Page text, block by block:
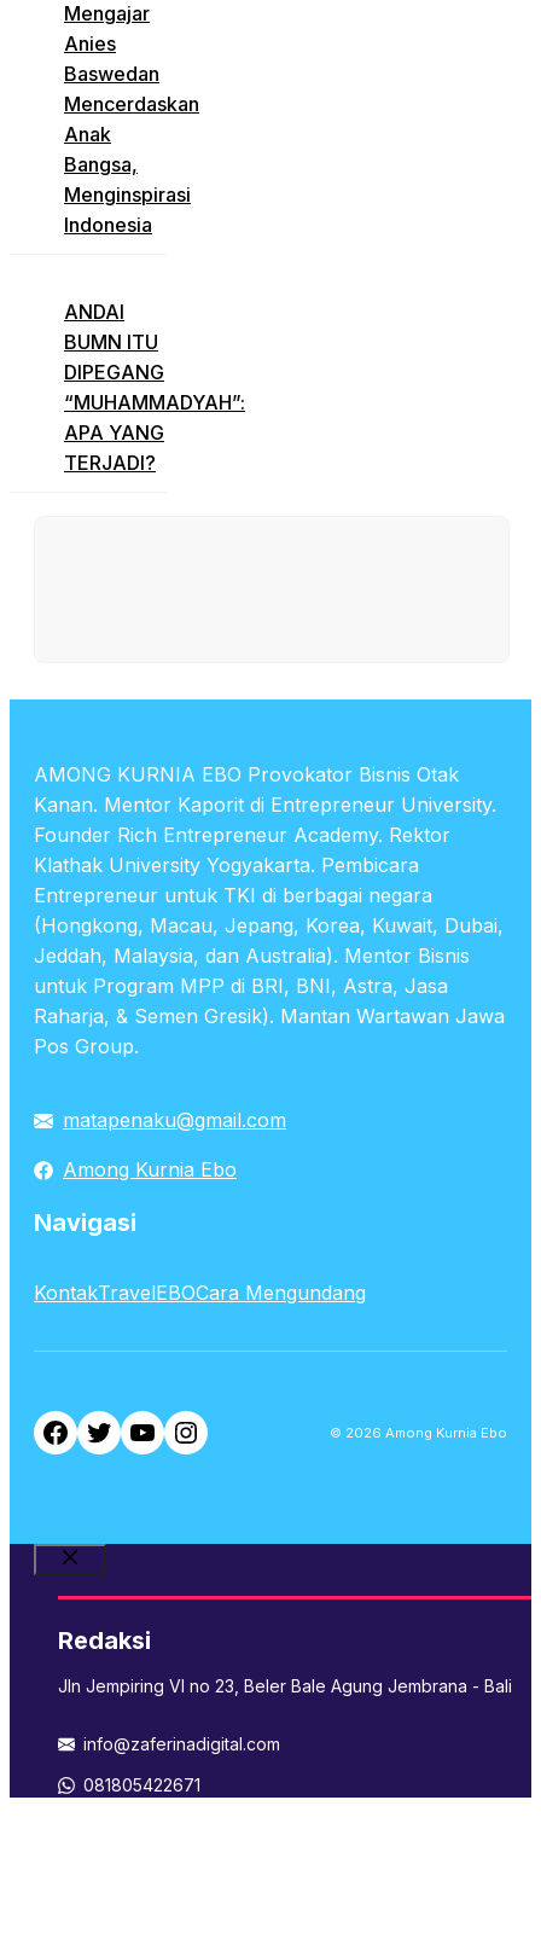
Mengajar
Anies
Baswedan
Mencerdaskan
Anak
Bangsa,
Menginspirasi
Indonesia
ANDAI
BUMN ITU
DIPEGANG
“MUHAMMADYAH”:
APA YANG
TERJADI?
AMONG KURNIA EBO Provokator Bisnis Otak
Kanan. Mentor Kaporit di Entrepreneur University.
Founder Rich Entrepreneur Academy. Rektor
Klathak University Yogyakarta. Pembicara
Entrepreneur untuk TKI di berbagai negara
(Hongkong, Macau, Jepang, Korea, Kuwait, Dubai,
Jeddah, Malaysia, dan Australia). Mentor Bisnis
untuk Program MPP di BRI, BNI, Astra, Jasa
Raharja, & Semen Gresik). Mantan Wartawan Jawa
Pos Group.
matapenaku@gmail.com
Among Kurnia Ebo
Navigasi
KontakTravelEBOCara Mengundang
Facebook
Twitter
YouTube
Instagram © 2026 Among Kurnia Ebo
Close
Redaksi
Jln Jempiring VI no 23, Beler Bale Agung Jembrana - Bali
info@zaferinadigital.com
081805422671